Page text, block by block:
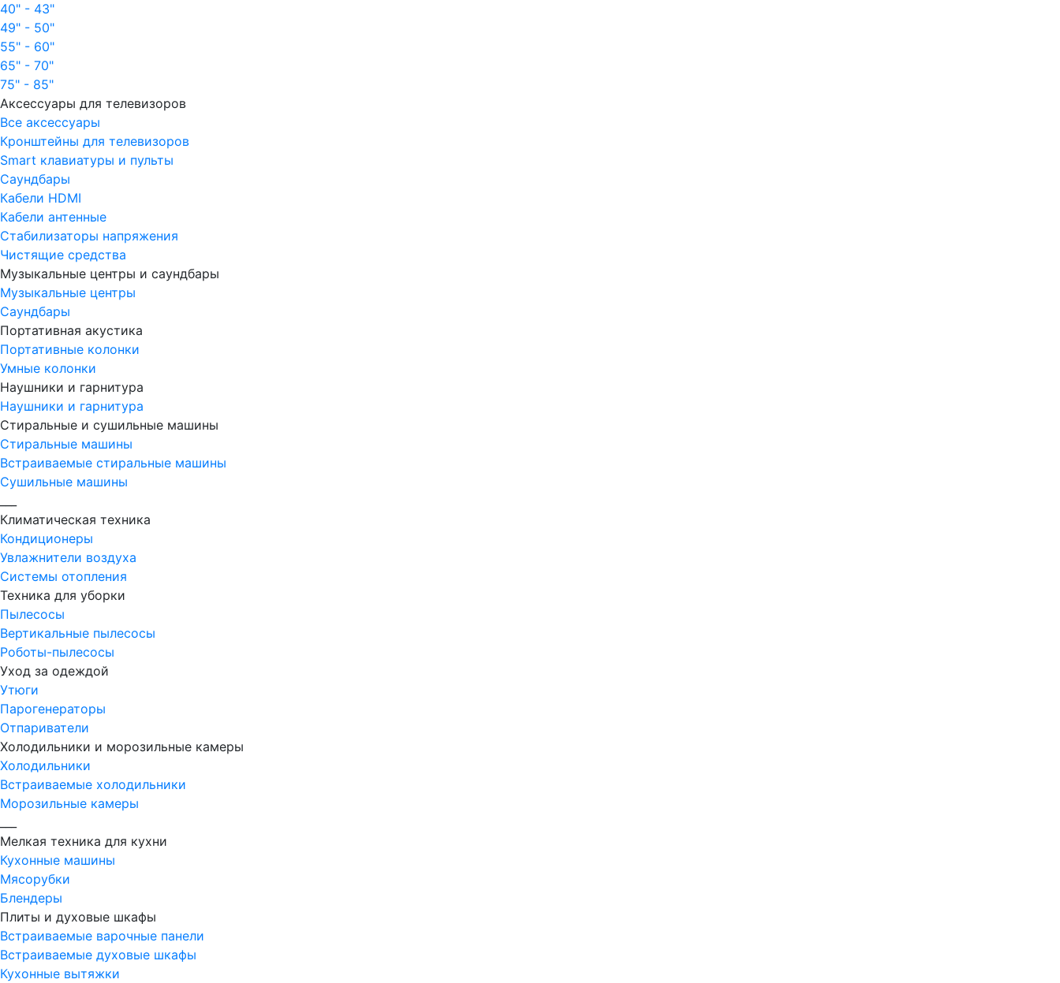
40" - 43"
49" - 50"
55" - 60"
65" - 70"
75" - 85"
Аксессуары для телевизоров
Все аксессуары
Кронштейны для телевизоров
Smart клавиатуры и пульты
Саундбары
Кабели HDMI
Кабели антенные
Стабилизаторы напряжения
Чистящие средства
Музыкальные центры и саундбары
Музыкальные центры
Саундбары
Портативная акустика
Портативные колонки
Умные колонки
Наушники и гарнитура
Наушники и гарнитура
Стиральные и сушильные машины
Стиральные машины
Встраиваемые стиральные машины
Сушильные машины
Климатическая техника
Кондиционеры
Увлажнители воздуха
Системы отопления
Техника для уборки
Пылесосы
Вертикальные пылесосы
Роботы-пылесосы
Уход за одеждой
Утюги
Парогенераторы
Отпариватели
Холодильники и морозильные камеры
Холодильники
Встраиваемые холодильники
Морозильные камеры
Мелкая техника для кухни
Кухонные машины
Мясорубки
Блендеры
Плиты и духовые шкафы
Встраиваемые варочные панели
Встраиваемые духовые шкафы
Кухонные вытяжки